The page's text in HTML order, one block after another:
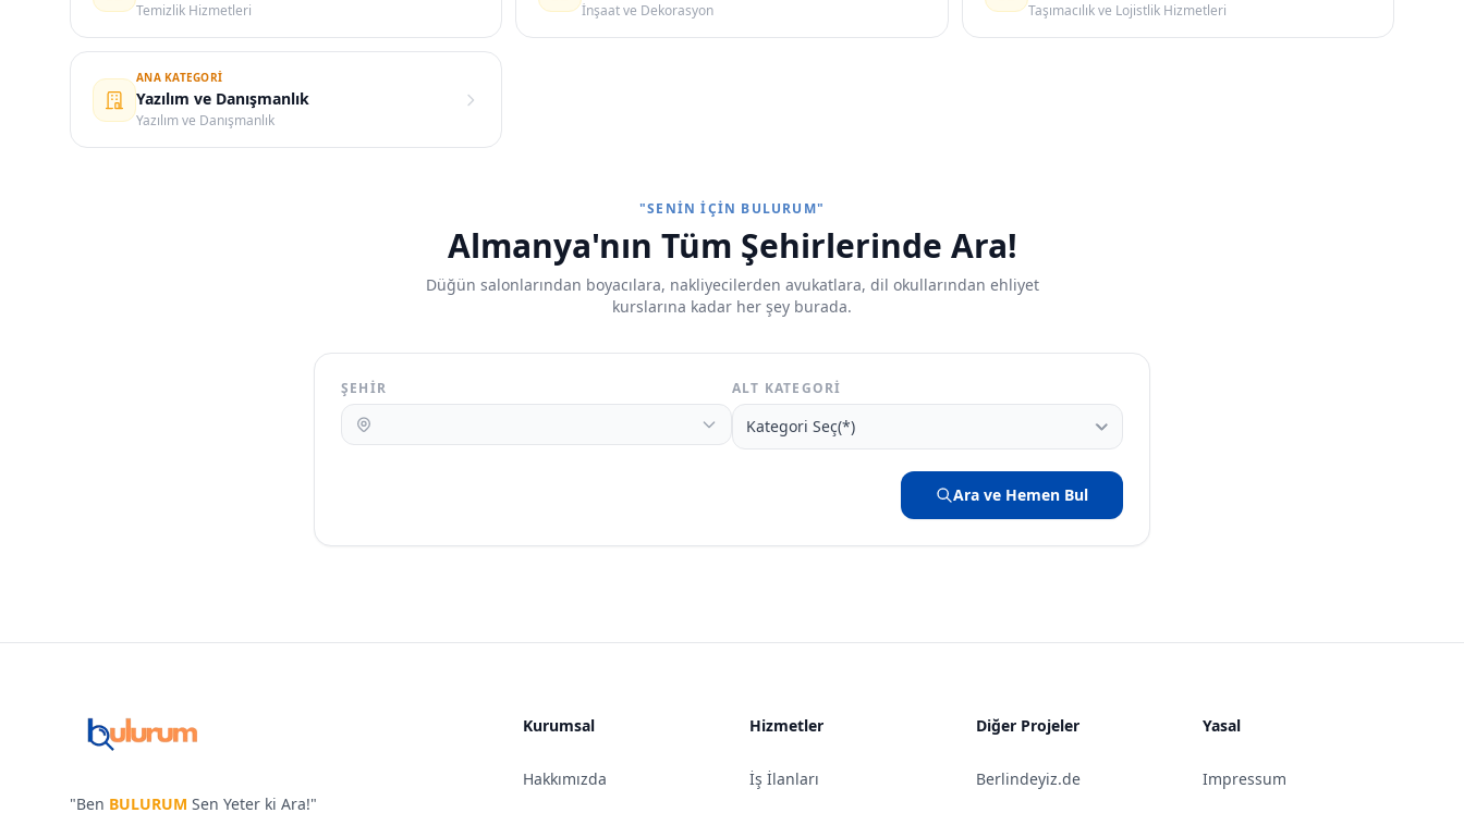
Temizlik Hizmetleri İnşaat ve Dekorasyon Taşımacılık ve Lojistlik Hizmetleri
ANA KATEGORI
Yazılım ve Danışmanlık
Yazılım ve Danışmanlık
"SENIN İÇIN BULURUM"
Almanya'nın Tüm Şehirlerinde Ara!
Düğün salonlarından boyacılara, nakliyecilerden avukatlara, dil okullarından ehliyet
kurslarına kadar her şey burada.
ŞEHIR ALT KATEGORI
Ara ve Hemen Bul
Bulurum.de
"Ben BULURUM Sen Yeter ki Ara!"
Kurumsal
Hakkımızda
Hizmetler
İş İlanları
Diğer Projeler
Berlindeyiz.de
Yasal
Impressum